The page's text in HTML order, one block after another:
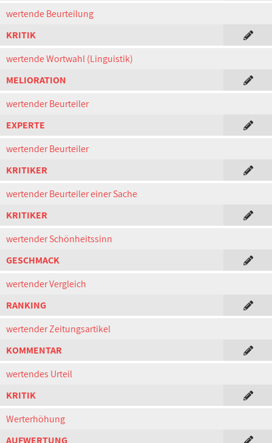
wertende Beurteilung
KRITIK
wertende Wortwahl (Linguistik)
MELIORATION
wertender Beurteiler
EXPERTE
wertender Beurteiler
KRITIKER
wertender Beurteiler einer Sache
KRITIKER
wertender Schönheitssinn
GESCHMACK
wertender Vergleich
RANKING
wertender Zeitungsartikel
KOMMENTAR
wertendes Urteil
KRITIK
Werterhöhung
AUFWERTUNG